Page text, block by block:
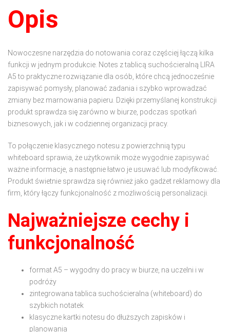
Opis
Nowoczesne narzędzia do notowania coraz częściej łączą kilka
funkcji w jednym produkcie. Notes z tablicą suchościeralną LIRA
A5 to praktyczne rozwiązanie dla osób, które chcą jednocześnie
zapisywać pomysły, planować zadania i szybko wprowadzać
zmiany bez marnowania papieru. Dzięki przemyślanej konstrukcji
produkt sprawdza się zarówno w biurze, podczas spotkań
biznesowych, jak i w codziennej organizacji pracy.
To połączenie klasycznego notesu z powierzchnią typu
whiteboard sprawia, że użytkownik może wygodnie zapisywać
ważne informacje, a następnie łatwo je usuwać lub modyfikować.
Produkt świetnie sprawdza się również jako gadżet reklamowy dla
firm, który łączy funkcjonalność z możliwością personalizacji.
Najważniejsze cechy i
funkcjonalność
format A5 – wygodny do pracy w biurze, na uczelni i w
podróży
zintegrowana tablica suchościeralna (whiteboard) do
szybkich notatek
klasyczne kartki notesu do dłuższych zapisków i
planowania